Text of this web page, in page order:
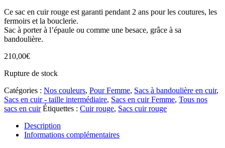
Ce sac en cuir rouge est garanti pendant 2 ans pour les coutures, les
fermoirs et la bouclerie.
Sac à porter à l’épaule ou comme une besace, grâce à sa
bandoulière.
210,00€
Rupture de stock
Catégories : Nos couleurs, Pour Femme, Sacs à bandoulière en cuir,
Sacs en cuir - taille intermédiaire, Sacs en cuir Femme, Tous nos
sacs en cuir Étiquettes : Cuir rouge, Sacs cuir rouge
Description
Informations complémentaires